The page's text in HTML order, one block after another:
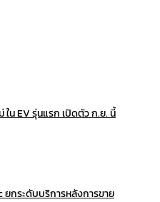
น EV รุ่นแรก เปิดตัว ก.ย. นี้
กระดับบริการหลังการขาย